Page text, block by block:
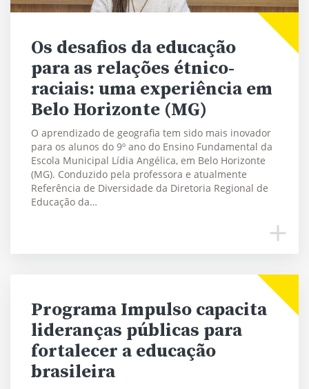
Os desafios da educação
para as relações étnico-
raciais: uma experiência em
Belo Horizonte (MG)
O aprendizado de geografia tem sido mais inovador
para os alunos do 9º ano do Ensino Fundamental da
Escola Municipal Lídia Angélica, em Belo Horizonte
(MG). Conduzido pela professora e atualmente
Referência de Diversidade da Diretoria Regional de
Educação da…
Programa Impulso capacita
lideranças públicas para
fortalecer a educação
brasileira